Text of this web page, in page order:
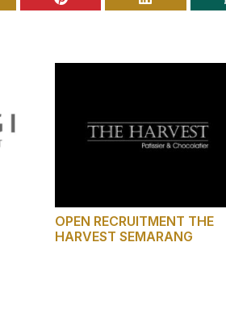
OPEN RECRUITMENT THE
HARVEST SEMARANG